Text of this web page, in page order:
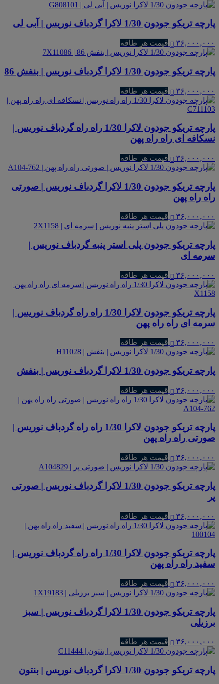
پارچه تریکو جودون 1/30 لاکرا گردباف نوریس | آبی لی
۳۶,۰۰۰,۰۰۰ قیمت هر طاقه
پارچه تریکو جودون 1/30 لاکرا گردباف نوریس | بنفش 86
۳۶,۰۰۰,۰۰۰ قیمت هر طاقه
پارچه تریکو جودون لاکرا 1/30 راه راه گردباف نوریس |
نسکافه ای راه راه پهن
۳۶,۰۰۰,۰۰۰ قیمت هر طاقه
پارچه تریکو جودون 1/30 لاکرا گردباف نوریس | صورتی
راه راه پهن
۳۶,۰۰۰,۰۰۰ قیمت هر طاقه
پارچه تریکو جودون پلی استر پنبه گردباف نوریس |
سرمه ای
۳۶,۰۰۰,۰۰۰ قیمت هر طاقه
پارچه تریکو جودون لاکرا 1/30 راه راه گردباف نوریس |
سرمه ای راه راه پهن
۳۶,۰۰۰,۰۰۰ قیمت هر طاقه
پارچه تریکو جودون 1/30 لاکرا گردباف نوریس | بنفش
۳۶,۰۰۰,۰۰۰ قیمت هر طاقه
پارچه تریکو جودون لاکرا 1/30 راه راه گردباف نوریس |
صورتی راه راه پهن
۳۶,۰۰۰,۰۰۰ قیمت هر طاقه
پارچه تریکو جودون 1/30 لاکرا گردباف نوریس | صورتی
پر
۳۶,۰۰۰,۰۰۰ قیمت هر طاقه
پارچه تریکو جودون لاکرا 1/30 راه راه گردباف نوریس |
سفید راه راه پهن
۳۶,۰۰۰,۰۰۰ قیمت هر طاقه
پارچه تریکو جودون 1/30 لاکرا گردباف نوریس | سبز
برزیلی
۳۶,۰۰۰,۰۰۰ قیمت هر طاقه
پارچه تریکو جودون 1/30 لاکرا گردباف نوریس | بنتون